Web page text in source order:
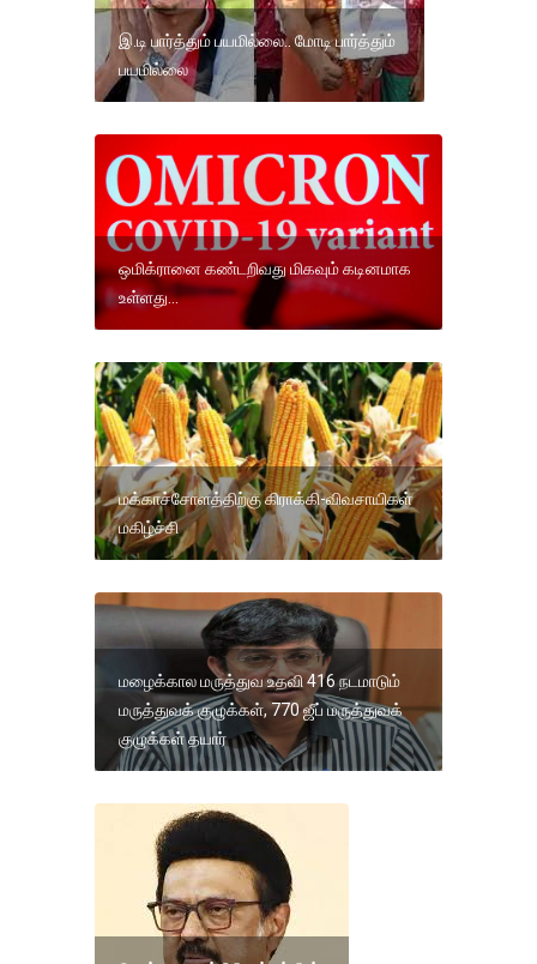
இ.டி பார்த்தும் பயமில்லை.. மோடி பார்த்தும்
பயமில்லை
ஒமிக்ரானை கண்டறிவது மிகவும் கடினமாக
உள்ளது...
மக்காச்சோளத்திற்கு கிராக்கி-விவசாயிகள்
மகிழ்ச்சி
மழைக்கால மருத்துவ உதவி 416 நடமாடும்
மருத்துவக் குழுக்கள், 770 ஜீப் மருத்துவக்
குழுக்கள் தயார்